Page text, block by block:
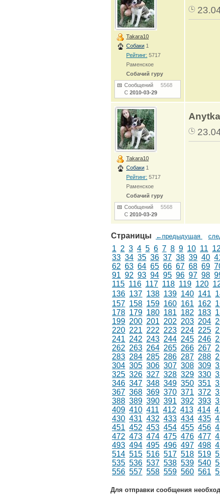
Takara10
Собаки 1
Рейтинг: 5717
Раменское
Собачий гуру
Сообщений 5568
С 2010-03-29
Takara10
Собаки 1
Рейтинг: 5717
Раменское
Собачий гуру
Сообщений 5568
С 2010-03-29
Страницы ←предыдущая
1 2 3 4 5 6 7 8 9 10 11
33 34 35 36 37 38 39 40
62 63 64 65 66 67 68 69
91 92 93 94 95 96 97 98
115 116 117 118 119 120
136 137 138 139 140 141
157 158 159 160 161 162
178 179 180 181 182 183
199 200 201 202 203 204
220 221 222 223 224 225
241 242 243 244 245 246
262 263 264 265 266 267
283 284 285 286 287 288
304 305 306 307 308 309
325 326 327 328 329 330
346 347 348 349 350 351
367 368 369 370 371 372
388 389 390 391 392 393
409 410 411 412 413 414
430 431 432 433 434 435
451 452 453 454 455 456
472 473 474 475 476 477
493 494 495 496 497 498
514 515 516 517 518 519
535 536 537 538 539 540
556 557 558 559 560 561
Для отправки сообщения